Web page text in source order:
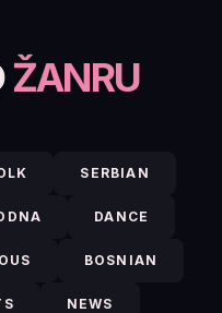
ŽANRU
SERBIAN
DANCE
BOSNIAN
NEWS